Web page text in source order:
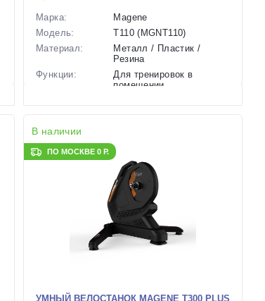
Марка:
Magene
Модель:
T110 (MGNT110)
Материал:
Металл / Пластик /
Резина
Функции:
Для тренировок в
помещении
Размеры
(выпускаемые):
60 х 49 х 45 см
9.7 кг
Китай
(выпускаемые):
черный
Цвет в наличии:
Черный
В наличии
ПО МОСКВЕ 0 Р.
УМНЫЙ ВЕЛОСТАНОК MAGENE T300 PLUS